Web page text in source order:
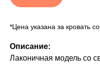
*Цена указана за кровать
Описание:
Лаконичная модель со